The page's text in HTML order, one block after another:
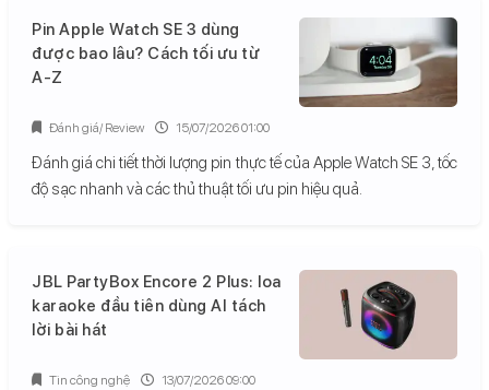
Pin Apple Watch SE 3 dùng
được bao lâu? Cách tối ưu từ
A-Z
Đánh giá chi tiết thời lượng pin thực tế của Apple Watch SE 3, tốc
độ sạc nhanh và các thủ thuật tối ưu pin hiệu quả.
Đánh giá/ Review 15/07/2026 01:00
JBL PartyBox Encore 2 Plus: loa
karaoke đầu tiên dùng AI tách
lời bài hát
Tin công nghệ 13/07/2026 09:00